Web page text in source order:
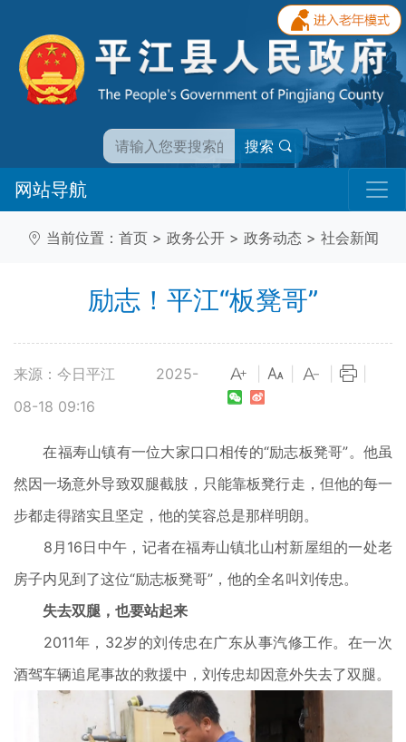
搜索
网站导航
当前位置： 首页 > 政务公开 > 政务动态 > 社会新闻
励志！平江“板凳哥”
来源：今日平江
2025-
08-18 09:16
在福寿山镇有一位大家口口相传的“励志板凳哥”。他虽
然因一场意外导致双腿截肢，只能靠板凳行走，但他的每一
步都走得踏实且坚定，他的笑容总是那样明朗。
8月16日中午，记者在福寿山镇北山村新屋组的一处老
房子内见到了这位“励志板凳哥”，他的全名叫刘传忠。
失去双腿，也要站起来
2011年，32岁的刘传忠在广东从事汽修工作。在一次
酒驾车辆追尾事故的救援中，刘传忠却因意外失去了双腿。